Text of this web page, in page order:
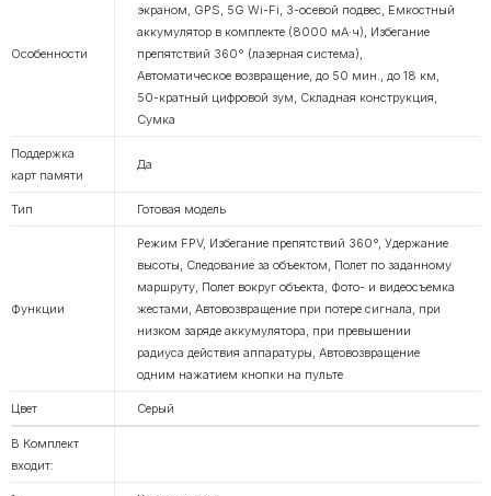
Особенности
экраном, GPS, 5G Wi-Fi, 3-осевой подвес, Емкостный
аккумулятор в комплекте (8000 мA·ч), Избегание
препятствий 360° (лазерная система),
Автоматическое возвращение, до 50 мин., до 18 км,
50-кратный цифровой зум, Складная конструкция,
Сумка
Поддержка
карт памяти
Да
Тип Готовая модель
Функции
Режим FPV, Избегание препятствий 360°, Удержание
высоты, Следование за объектом, Полет по заданному
маршруту, Полет вокруг объекта, Фото- и видеосъемка
жестами, Автовозвращение при потере сигнала, при
низком заряде аккумулятора, при превышении
радиуса действия аппаратуры, Автовозвращение
одним нажатием кнопки на пульте
Цвет Серый
В Комплект
входит: